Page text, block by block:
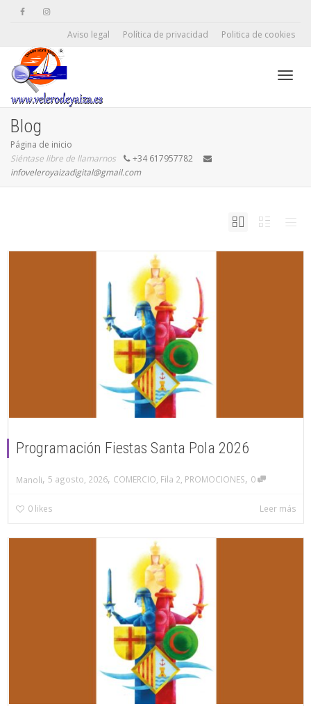
Aviso legal Política de privacidad Politica de cookies
Blog
Página de inicio
Siéntase libre de llamarnos
+34 617957782
infoveleroyaizadigital@gmail.com
Programación Fiestas Santa Pola 2026
Manoli, 5 agosto, 2026, COMERCIO Fila 2 PROMOCIONES, 0
0 likes Leer más